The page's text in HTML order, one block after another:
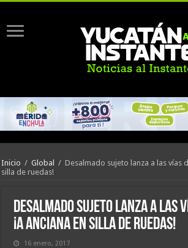
Inicio / Global / Desalmado sujeto lanza a las vías
silla de ruedas!
Desalmado sujeto lanza a las
¡a anciana en silla de ruedas!
16 enero, 2017